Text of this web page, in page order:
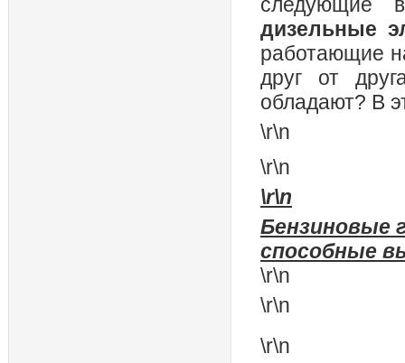
дизельные
работающие
друг от
обладают? В
\r\n
\r\n
\r\n
Бензиновые
способные
\r\n
\r\n
\r\n